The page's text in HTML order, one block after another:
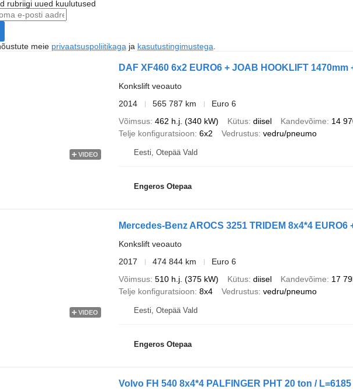
rubriigi uued kuulutused
meie privaatsuspoliitikaga ja kasutustingimustega
VIDEO
DAF XF460 6x2 EURO6 + JOAB HOOKLIFT 1470mm
Konkslift veoauto
2014
565 787 km
Euro 6
Võimsus 462 h.j. (340 kW) Kütus diisel Kandevõime
14
Telje konfiguratsioon 6x2 Vedrustus vedru/pneumo
Eesti, Otepää Vald
Engeros Otepaa
VIDEO
Mercedes-Benz AROCS 3251 TRIDEM 8x4*4 EURO6
Konkslift veoauto
2017
474 844 km
Euro 6
Võimsus 510 h.j. (375 kW) Kütus diisel Kandevõime
17
Telje konfiguratsioon 8x4 Vedrustus vedru/pneumo
Eesti, Otepää Vald
Engeros Otepaa
Volvo FH 540 8x4*4 PALFINGER PHT 20 ton /